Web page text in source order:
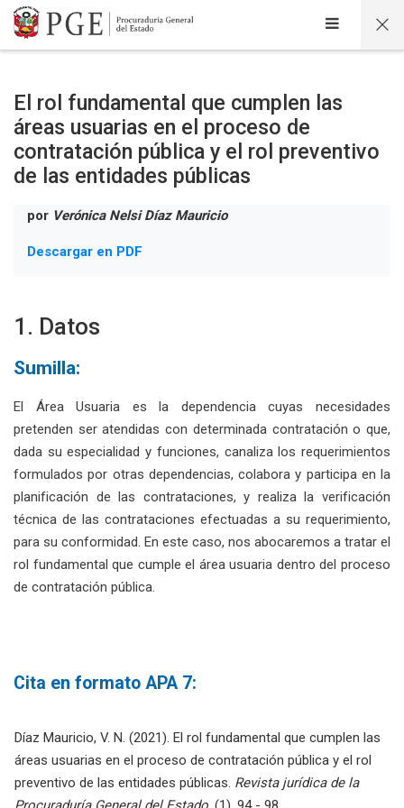
Salta al contenido principal
El rol fundamental que cumplen las
áreas usuarias en el proceso de
contratación pública y el rol preventivo
de las entidades públicas
por Verónica Nelsi Díaz Mauricio
Descargar en PDF
1. Datos
Sumilla:
El Área Usuaria es la dependencia cuyas necesidades
pretenden ser atendidas con determinada contratación o que,
dada su especialidad y funciones, canaliza los requerimientos
formulados por otras dependencias, colabora y participa en la
planificación de las contrataciones, y realiza la verificación
técnica de las contrataciones efectuadas a su requerimiento,
para su conformidad. En este caso, nos abocaremos a tratar el
rol fundamental que cumple el área usuaria dentro del proceso
de contratación pública.
Díaz Mauricio, V. N. (2021). El rol fundamental que cumplen las
áreas usuarias en el proceso de contratación pública y el rol
preventivo de las entidades públicas. Revista jurídica de la
Cita en formato APA 7: